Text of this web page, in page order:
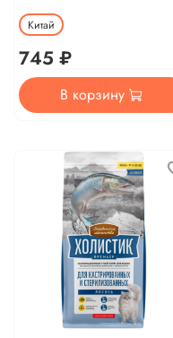
Китай
745 ₽
В корзину